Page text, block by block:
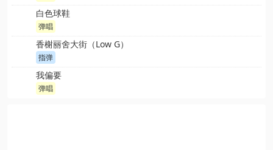
白色球鞋
弹唱
香榭丽舍大街（Low G）
指弹
我偏要
弹唱